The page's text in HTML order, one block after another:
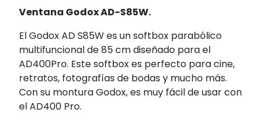
Ventana Godox AD-S85W.
El Godox AD S85W es un softbox parabólico
multifuncional de 85 cm diseñado para el
AD400Pro. Este softbox es perfecto para cine,
retratos, fotografías de bodas y mucho más.
Con su montura Godox, es muy fácil de usar con
el AD400 Pro.